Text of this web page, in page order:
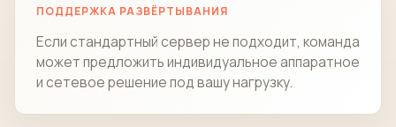
ПОДДЕРЖКА РАЗВЁРТЫВАНИЯ
Если стандартный сервер не подходит, команда
может предложить индивидуальное аппаратное
и сетевое решение под вашу нагрузку.